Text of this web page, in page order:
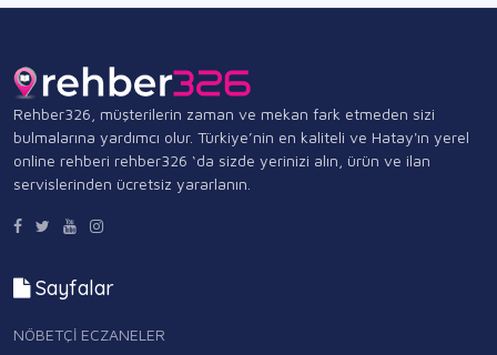
Rehber326, müşterilerin zaman ve mekan fark etmeden sizi
bulmalarına yardımcı olur. Türkiye’nin en kaliteli ve Hatay'ın yerel
online rehberi rehber326 ‘da sizde yerinizi alın, ürün ve ilan
servislerinden ücretsiz yararlanın.
Sayfalar
NÖBETÇİ ECZANELER